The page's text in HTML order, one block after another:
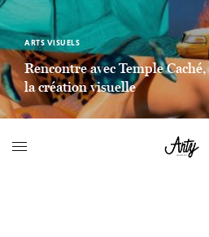
ARTS VISUELS
Rencontre avec Temple
la création visuelle